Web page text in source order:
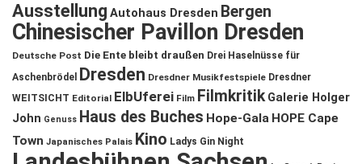
Ausstellung Autohaus Dresden Bergen
Chinesischer Pavillon Dresden
Deutsche Post Die Ente bleibt draußen Drei Haselnüsse für
Aschenbrödel
Dresden Dresdner Musikfestspiele Dresdner
WEITSICHT Editorial ElbUferei Film Filmkritik Galerie Holger
John Genuss Haus des Buches Hope-Gala HOPE Cape
Town Japanisches Palais Kino Ladys Gin Night